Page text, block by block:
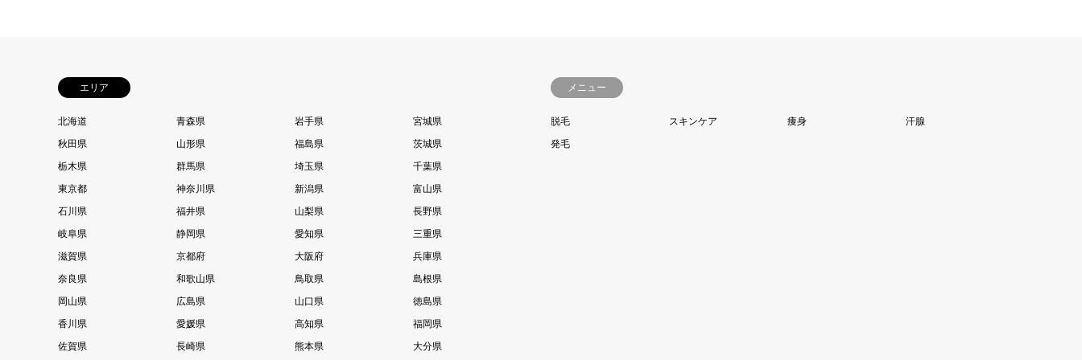
エリア
北海道 青森県 岩手県
宮城県
秋田県
山形県 福島県
茨城県
栃木県
群馬県 埼玉県
千葉県
東京都
神奈川県 新潟県
富山県
石川県
福井県 山梨県
長野県
岐阜県
静岡県 愛知県
三重県
滋賀県
京都府 大阪府
兵庫県
奈良県
和歌山県 鳥取県
島根県
岡山県
広島県 山口県
徳島県
香川県
愛媛県 高知県
福岡県
佐賀県
長崎県 熊本県 大分県
メニュー
脱毛 スキンケア 痩身
汗腺
発毛